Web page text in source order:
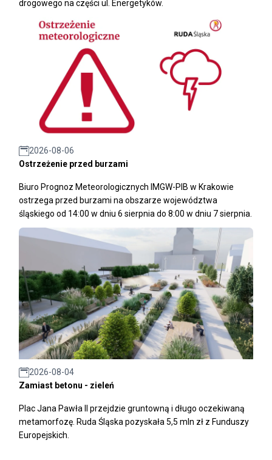
drogowego na części ul. Energetyków.
2026-08-06
Ostrzeżenie przed burzami
Biuro Prognoz Meteorologicznych IMGW-PIB w Krakowie
ostrzega przed burzami na obszarze województwa
śląskiego od 14:00 w dniu 6 sierpnia do 8:00 w dniu 7 sierpnia.
2026-08-04
Zamiast betonu - zieleń
Plac Jana Pawła II przejdzie gruntowną i długo oczekiwaną
metamorfozę. Ruda Śląska pozyskała 5,5 mln zł z Funduszy
Europejskich.